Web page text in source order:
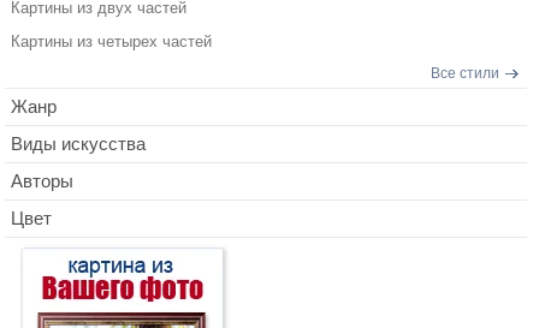
Картины из двух частей
Картины из четырех частей
Все стили
Жанр
Виды искусства
Авторы
Цвет